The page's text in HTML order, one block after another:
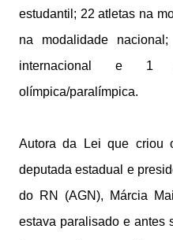
estudantil; 22 atletas na
na modalidade
internacional e 1
olímpica/paralímpica.
Autora da Lei que criou
deputada estadual e
do RN (AGN), Márcia
estava paralisado e antes